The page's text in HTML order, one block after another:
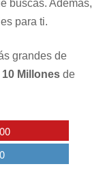
buscas. Además,
para ti.
grandes de
10 Millones de